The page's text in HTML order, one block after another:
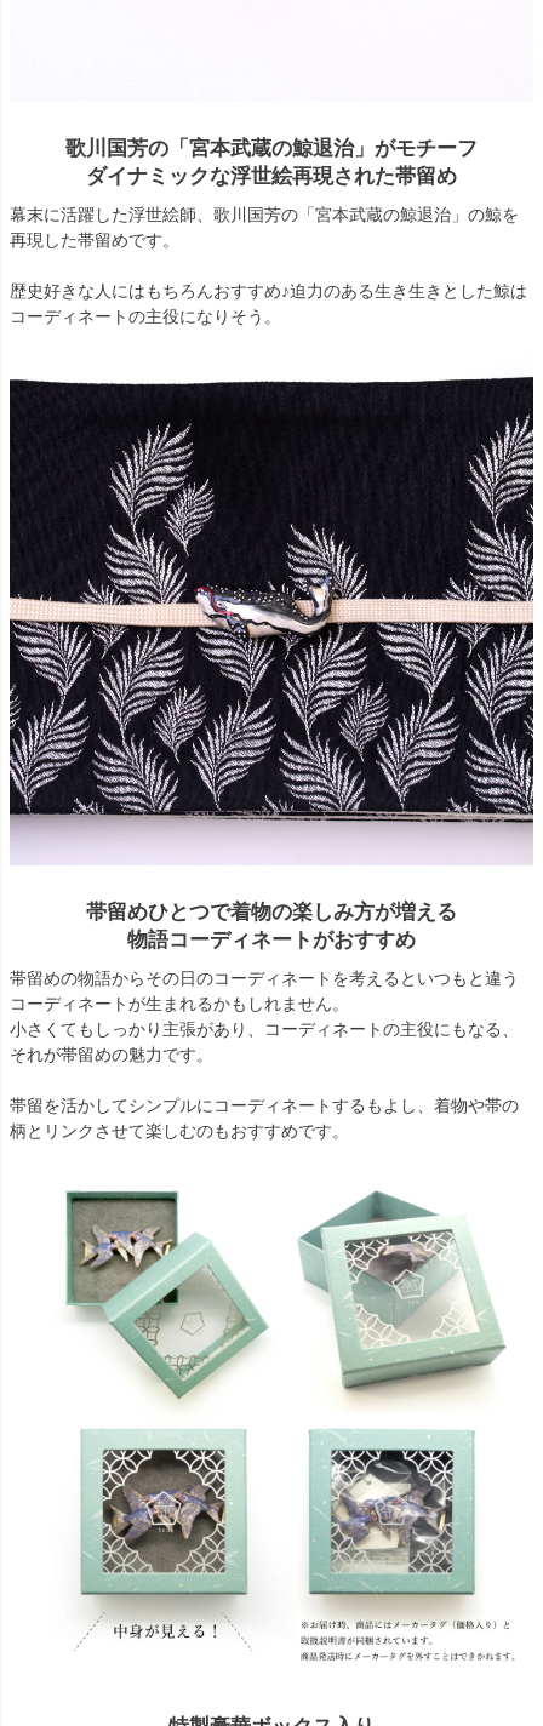
歌川国芳の「宮本武蔵の鯨退治」がモチーフ
ダイナミックな浮世絵再現された帯留め
幕末に活躍した浮世絵師、歌川国芳の「宮本武蔵の鯨退治」の鯨を
再現した帯留めです。
歴史好きな人にはもちろんおすすめ♪迫力のある生き生きとした鯨は
コーディネートの主役になりそう。
帯留めひとつで着物の楽しみ方が増える
物語コーディネートがおすすめ
帯留めの物語からその日のコーディネートを考えるといつもと違う
コーディネートが生まれるかもしれません。
小さくてもしっかり主張があり、コーディネートの主役にもなる、
それが帯留めの魅力です。
帯留を活かしてシンプルにコーディネートするもよし、着物や帯の
柄とリンクさせて楽しむのもおすすめです。